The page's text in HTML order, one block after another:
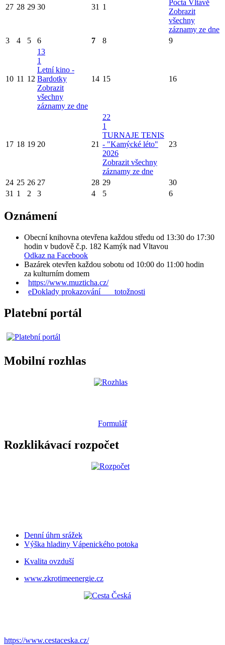
27 28 29 30 31 1
Pocta Vltavě
Zobrazit
všechny
záznamy ze dne
3
4 5 6 7 8 9
10 11 12
13
1
Letní kino -
Bardotky
Zobrazit
všechny
záznamy ze dne
14 15 16
17 18 19 20 21
22
1
TURNAJE TENIS
- "Kamýcké léto"
2026
Zobrazit všechny
záznamy ze dne
23
24 25 26 27 28 29
30
31 1 2 3 4 5 6
Oznámení
Obecní knihovna otevřena každou středu od 13:30 do 17:30
hodin v budově č.p. 182 Kamýk nad Vltavou
Odkaz na Facebook
Bazárek otevřen každou sobotu od 10:00 do 11:00 hodin
za kulturním domem
https://www.muzticha.cz/
eDoklady prokazování totožnosti
Platební portál
Mobilní rozhlas
Formulář
Rozklikávací rozpočet
Denní úhrn srážek
Výška hladiny Vápenického potoka
Kvalita ovzduší
www.zkrotimeenergie.cz
https://www.cestaceska.cz/